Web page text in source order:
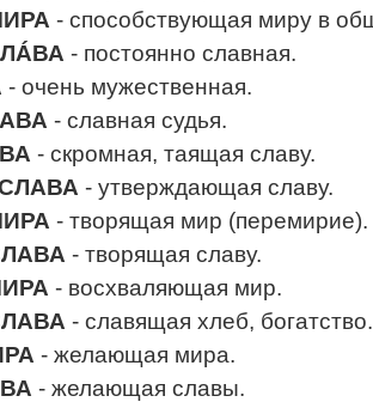
- способствующая миру в
- постоянно славная.
- очень мужественная.
- славная судья.
- скромная, таящая славу.
- утверждающая славу.
- творящая мир (перемирие).
- творящая славу.
- восхваляющая мир.
- славящая хлеб, богатство.
- желающая мира.
- желающая славы.